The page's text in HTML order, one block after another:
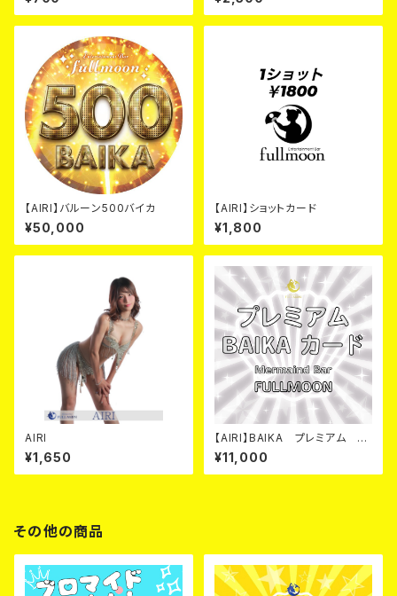
【AIRI】バルーン500バイカ
¥50,000
【AIRI】ショットカード
¥1,800
AIRI
¥1,650
【AIRI】BAIKA プレミアム カ
ード
¥11,000
その他の商品